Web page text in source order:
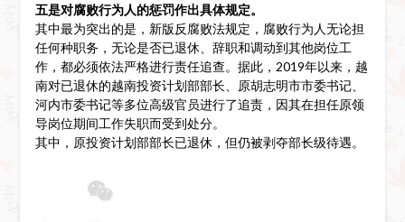
五是对腐败行为人的惩罚作出具体规定。
其中最为突出的是，新版反腐败法规定，腐败行为人无论担
任何种职务，无论是否已退休、辞职和调动到其他岗位工
作，都必须依法严格进行责任追查。据此，2019年以来，越
南对已退休的越南投资计划部部长、原胡志明市市委书记、
河内市委书记等多位高级官员进行了追责，因其在担任原领
导岗位期间工作失职而受到处分。
其中，原投资计划部部长已退休，但仍被剥夺部长级待遇。